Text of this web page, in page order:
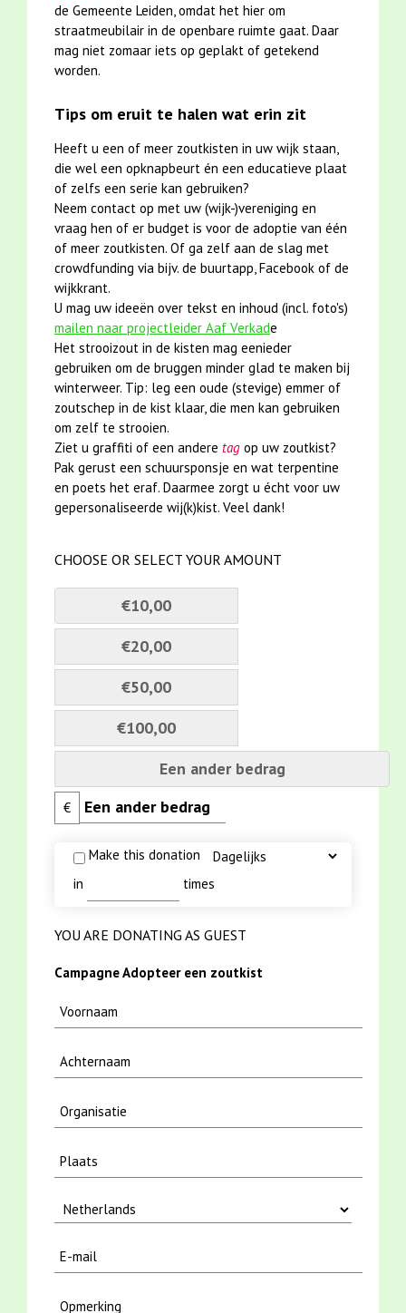
de Gemeente Leiden, omdat het hier om
straatmeubilair in de openbare ruimte gaat. Daar
mag niet zomaar iets op geplakt of getekend
worden.
Tips om eruit te halen wat erin zit
Heeft u een of meer zoutkisten in uw wijk staan,
die wel een opknapbeurt én een educatieve plaat
of zelfs een serie kan gebruiken?
Neem contact op met uw (wijk-)vereniging en
vraag hen of er budget is voor de adoptie van één
of meer zoutkisten. Of ga zelf aan de slag met
crowdfunding via bijv. de buurtapp, Facebook of de
wijkkrant.
U mag uw ideeën over tekst en inhoud (incl. foto's)
mailen naar projectleider Aaf Verkade
Het strooizout in de kisten mag eenieder
gebruiken om de bruggen minder glad te maken bij
winterweer. Tip: leg een oude (stevige) emmer of
zoutschep in de kist klaar, die men kan gebruiken
om zelf te strooien.
Ziet u graffiti of een andere tag op uw zoutkist?
Pak gerust een schuursponsje en wat terpentine
en poets het eraf. Daarmee zorgt u écht voor uw
gepersonaliseerde wij(k)kist. Veel dank!
CHOOSE OR SELECT YOUR AMOUNT
€10,00
€20,00
€50,00
€100,00
Een ander bedrag
€
Make this donation
in
times
YOU ARE DONATING AS GUEST
Campagne Adopteer een zoutkist